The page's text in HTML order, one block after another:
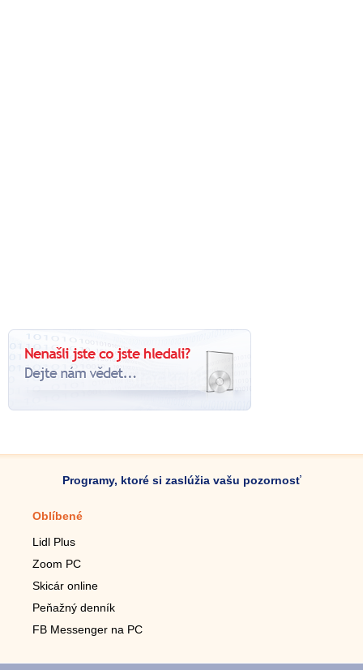
Programy, ktoré si zaslúžia vašu pozornosť
Oblíbené
Lidl Plus
Zoom PC
Skicár online
Peňažný denník
FB Messenger na PC